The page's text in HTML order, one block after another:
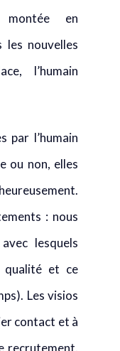
montée en
les nouvelles
l’humain
par l’humain
ou non, elles
: nous
lesquels
qualité et ce
Les visios
contact et à
recrutement,